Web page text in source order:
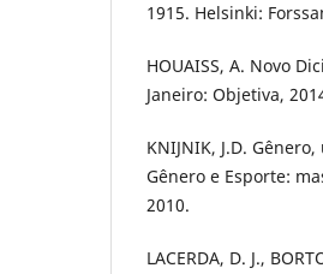
1915. Helsinki:
HOUAISS, A. Novo
Janeiro: Objetiva,
KNIJNIK, J.D.
Gênero e Esporte:
2010.
LACERDA, D. J.,